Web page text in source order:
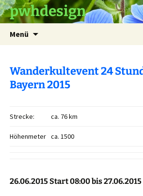
pwhdesign
Menü
Wanderkultevent 24
Bayern 2015
Strecke: ca. 76 km
Höhenmeter ca. 1500
26.06.2015 Start 08:00 bis